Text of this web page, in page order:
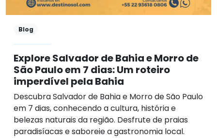
Blog
Explore Salvador de Bahia e Morro de
São Paulo em 7 dias: Um roteiro
imperdível pela Bahia
Descubra Salvador de Bahia e Morro de São Paulo
em 7 dias, conhecendo a cultura, história e
belezas naturais da região. Desfrute de praias
paradisíacas e saboreie a gastronomia local.